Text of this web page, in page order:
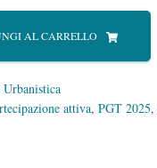
AL CARRELLO
attiva, PGT 2025,